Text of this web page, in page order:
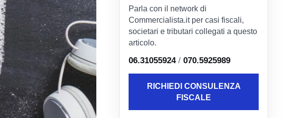
Parla con il network di
Commercialista.it per casi fiscali,
societari e tributari collegati a questo
articolo.
06.31055924 / 070.5925989
RICHIEDI CONSULENZA
FISCALE